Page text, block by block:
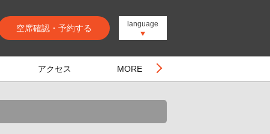
空席確認・予約する language
アクセス MORE